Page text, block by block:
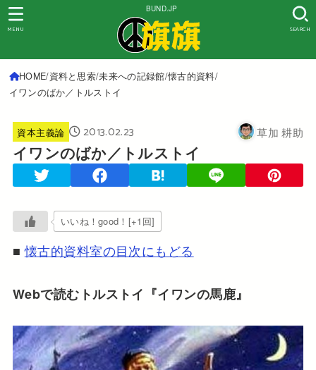
BUND.JP
SEARCH
MENU
HOME 資料と思索 未来への記録館 懐古的資料
イワンのばか／トルストイ
資本主義論 2013.02.23 草加 耕助
イワンのばか／トルストイ
いいね！good！[+1回]
■懐古的資料室の目次にもどる
Webで読むトルストイ『イワンの馬鹿』